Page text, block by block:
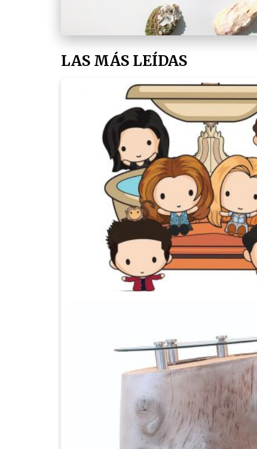
LAS MÁS LEÍDAS